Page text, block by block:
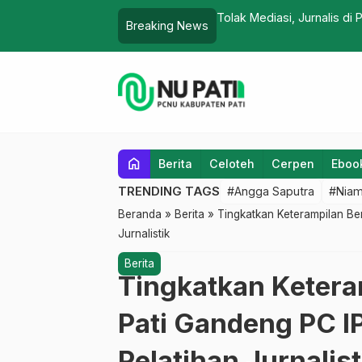
Breaking News
Tolak Mediasi, Jurnalis di
home Berita Celoteh Cerpen
TRENDING TAGS #Angga Saputra
Beranda » Berita » Tingkatkan Keterampilan
Jurnalistik
Berita
Tingkatkan
Pati Gandeng PC